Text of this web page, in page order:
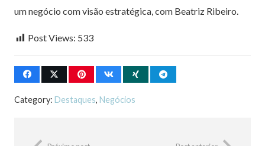
um negócio com visão estratégica, com Beatriz Ribeiro.
Post Views: 533
Category: Destaques, Negócios